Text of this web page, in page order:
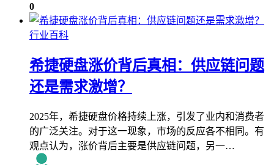
0
行业百科
希捷硬盘涨价背后真相：供应链问题
还是需求激增？
2025年，希捷硬盘价格持续上涨，引发了业内和消费者
的广泛关注。对于这一现象，市场的反应各不相同。有
观点认为，涨价背后主要是供应链问题，另一…